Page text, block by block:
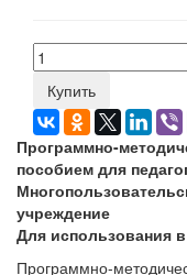
Купить
Программно-
пособием для
учреждение
Для использования
Программно-